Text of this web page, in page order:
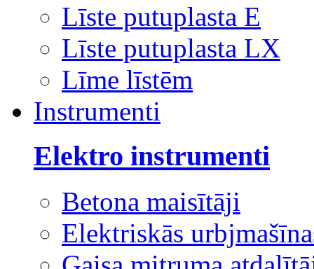
Līste putuplasta E
Līste putuplasta LX
Līme līstēm
Instrumenti
Elektro instrumenti
Betona maisītāji
Elektriskās